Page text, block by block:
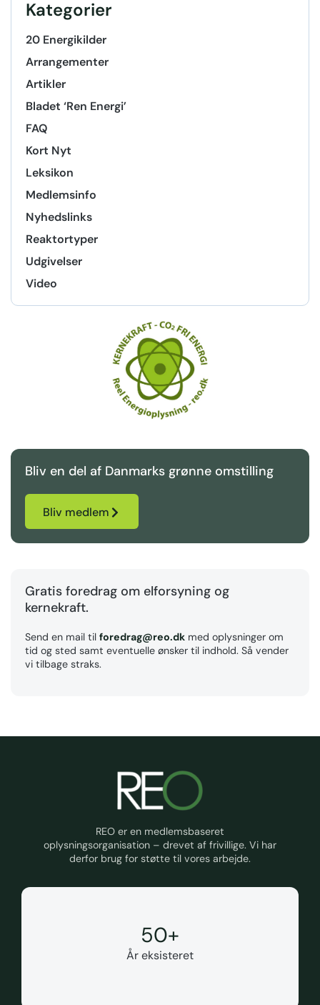
Kategorier
20 Energikilder
Arrangementer
Artikler
Bladet ‘Ren Energi’
FAQ
Kort Nyt
Leksikon
Medlemsinfo
Nyhedslinks
Reaktortyper
Udgivelser
Video
Bliv en del af Danmarks grønne omstilling
Bliv medlem
Gratis foredrag om elforsyning og
kernekraft.
Send en mail til foredrag@reo.dk med oplysninger om
tid og sted samt eventuelle ønsker til indhold. Så vender
vi tilbage straks.
REO er en medlemsbaseret
oplysningsorganisation – drevet af frivillige. Vi har
derfor brug for støtte til vores arbejde.
50+
År eksisteret